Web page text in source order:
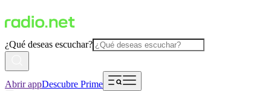
¿Qué deseas escuchar?
Abrir appDescubre Prime